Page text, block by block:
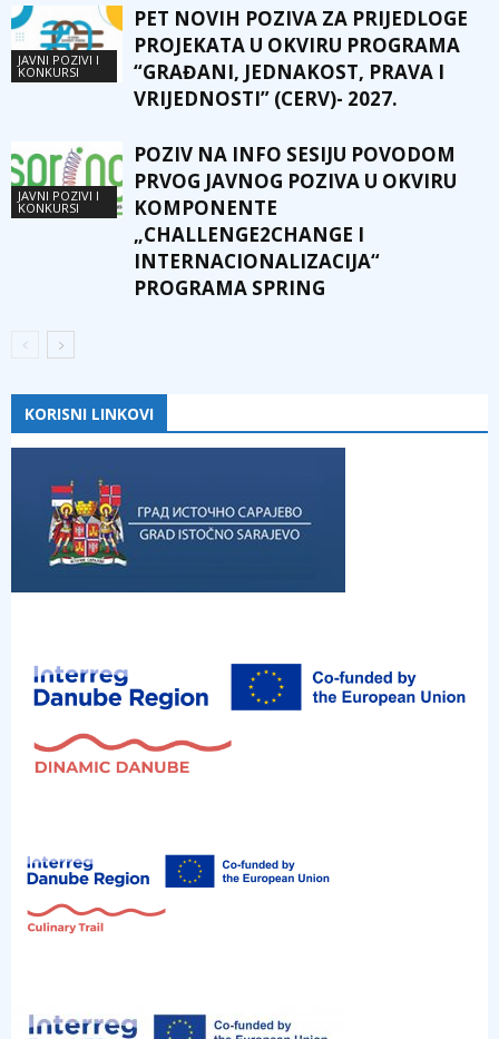
JAVNI POZIVI I
KONKURSI
PET NOVIH POZIVA ZA PRIJEDLOGE
PROJEKATA U OKVIRU PROGRAMA
“GRAĐANI, JEDNAKOST, PRAVA I
VRIJEDNOSTI” (CERV)- 2027.
JAVNI POZIVI I
KONKURSI
POZIV NA INFO SESIJU POVODOM
PRVOG JAVNOG POZIVA U OKVIRU
KOMPONENTE
„CHALLENGE2CHANGE I
INTERNACIONALIZACIJA“
PROGRAMA SPRING
KORISNI LINKOVI